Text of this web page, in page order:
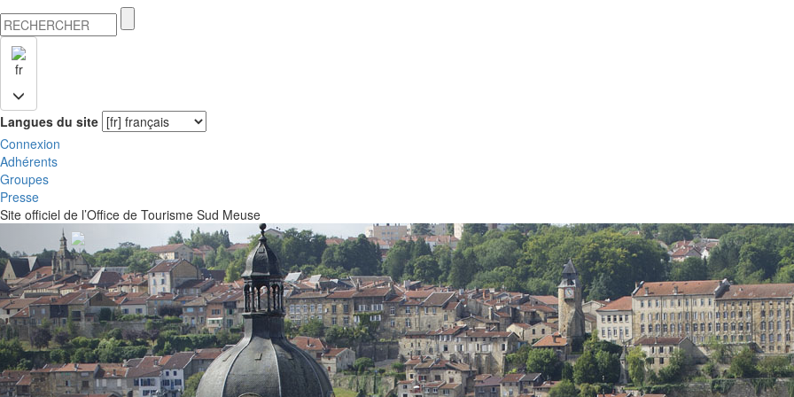
fr
Langues du site
Connexion
Adhérents
Groupes
Presse
Site officiel de l’Office de Tourisme Sud Meuse
Previous